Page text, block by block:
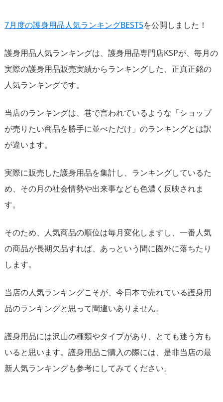
7月度の護身用品人気ランキングBEST5を公開しました！
護身用品人気ランキングは、護身用品専門店KSPが、毎月の
実際の護身用品販売実績からランキングした、正真正銘の
人気ランキングです。
当店のランキングは、巷で言われているような「ショップ
が売りたい商品を勝手に並べただけ」のランキングとは訳
が違います。
実際に販売した護身用品を集計し、ランキングしているた
め、その月の社会情勢や出来事なども色濃く反映されま
す。
そのため、人気商品の順位は毎月変化しますし、一番人気
の商品が長期欠品すれば、あっという間に圏外に落ちたり
します。
当店の人気ランキングこそが、今日本で売れている護身用
品のランキングと思って間違いありません。
護身用品には沢山の種類やタイプがあり、とても迷う方も
いると思います。護身用品ご購入の際には、是非当店の最
新人気ランキングも参考にしてみてください。